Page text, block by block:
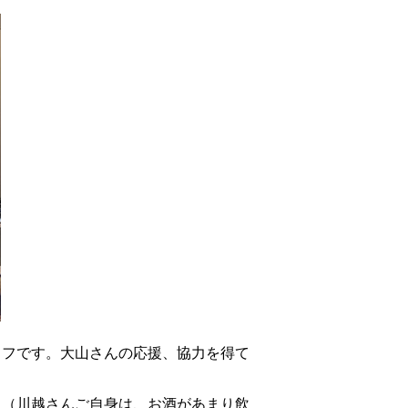
です。大山さんの応援、協力を得て
川越さんご自身は、お酒があまり飲